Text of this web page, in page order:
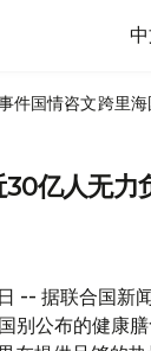
件国情咨文跨里
亿人无力
-- 据联合国新
别公布的健康